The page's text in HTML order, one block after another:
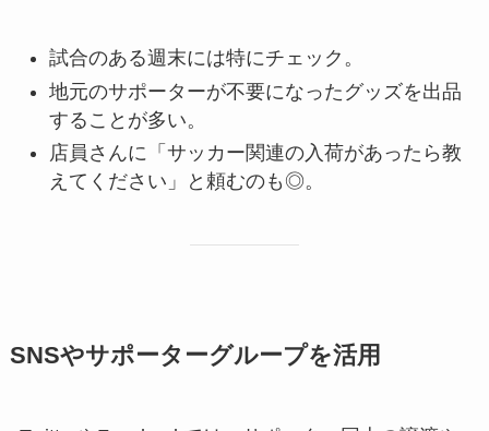
試合のある週末には特にチェック。
地元のサポーターが不要になったグッズを出品
することが多い。
店員さんに「サッカー関連の入荷があったら教
えてください」と頼むのも◎。
SNSやサポーターグループを活用